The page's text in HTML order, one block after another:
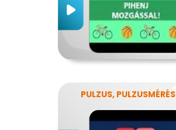
PULZUS, PULZUSMÉRÉS